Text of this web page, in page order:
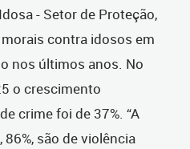
- Setor de Proteção,
contra idosos em
nos últimos anos. No
o crescimento
crime foi de 37%. “A
são de violência